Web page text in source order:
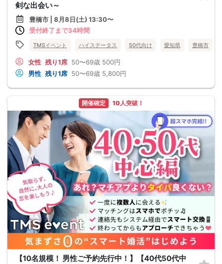
剣な出会い～
豊橋市 | 8月8日(土) 13:30〜
受付終了まで34時間
TMSイベント ハイステータス 50代向け 愛知県 豊橋市
女性 残り1席 50〜69歳 500円
男性 残り1席 50〜69歳 5,800円
開催確定 10人突破！
【10名規模！ 男性ご予約先行中！】【40代50代中